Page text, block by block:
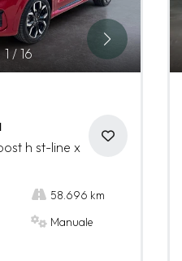
1 / 16
h st-line x
58.696 km
Manuale